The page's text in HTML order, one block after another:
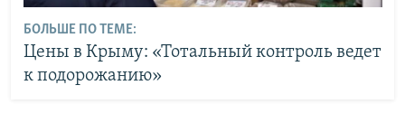
БОЛЬШЕ ПО ТЕМЕ:
Цены в Крыму: «Тотальный контроль ведет
к подорожанию»